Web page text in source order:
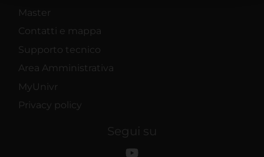
raccolto dal tuo utilizzo dei loro servizi.
Master
Contatti e mappa
Supporto tecnico
Area Amministrativa
MyUnivr
Privacy policy
Segui su